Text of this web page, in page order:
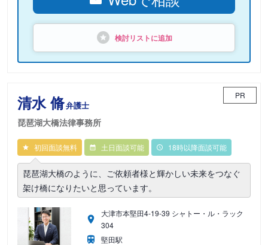
検討リストに追加
清水 脩弁護士
琵琶湖大橋法律事務所
PR
初回面談無料 土日面談可能 18時以降面談可能
琵琶湖大橋のように、ご依頼者様と輝かしい未来をつなぐ
架け橋になりたいと思っています。
大津市本堅田4-19-39 シャトー・ル・ラック
304
堅田駅